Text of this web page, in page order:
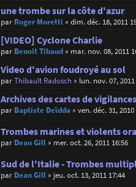
une trombe sur la côte d'azur
par Roger Moretti » dim. déc. 18, 2011
[VIDEO] Cyclone Charlie
par Benoit Tibaud» mar. nov. 08, 2011
Video d'avion foudroyé au sol
parThibault Radosch» lun. nov. 07, 2011
Archives des cartes de
par Baptiste Deïdda » ven. déc. 31, 2010
Trombes marines et violents
par Dean Gill» mer. oct. 26, 2011 16:56
Sud de l'Italie - Trombes
par Dean Gill» jeu. oct. 13, 2011 17:44